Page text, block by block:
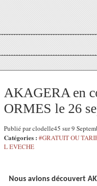
AKAGERA en
ORMES le 26
Publié par clodelle45 sur 9
Catégories : #GRATUIT OU
L EVECHE
Nous avions découvert